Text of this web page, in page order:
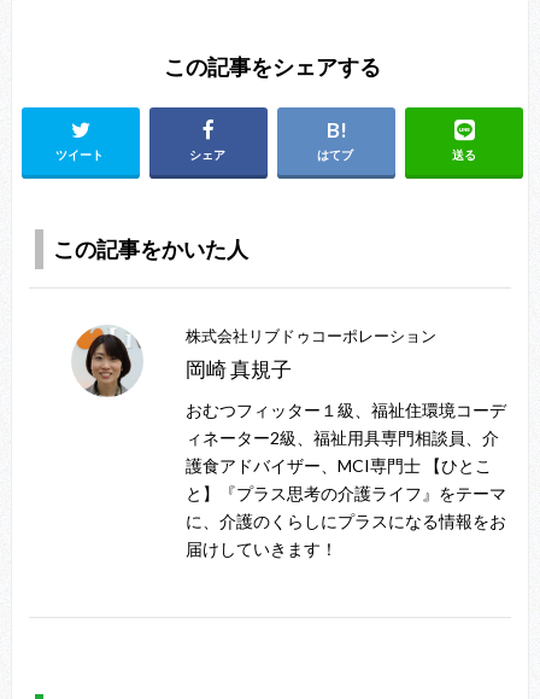
この記事をシェアする
ツイート シェア はてブ 送る
この記事をかいた人
株式会社リブドゥコーポレーション
岡崎 真規子
おむつフィッター１級、福祉住環境コーデ
ィネーター2級、福祉用具専門相談員、介
護食アドバイザー、MCI専門士 【ひとこ
と】『プラス思考の介護ライフ』をテーマ
に、介護のくらしにプラスになる情報をお
届けしていきます！